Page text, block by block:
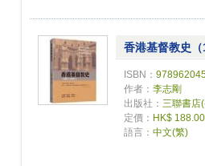
香港基督教史
ISBN：
作者： 李志剛
出版社： 三聯書店
定價： HK$ 188.00
語言： 中文(繁)